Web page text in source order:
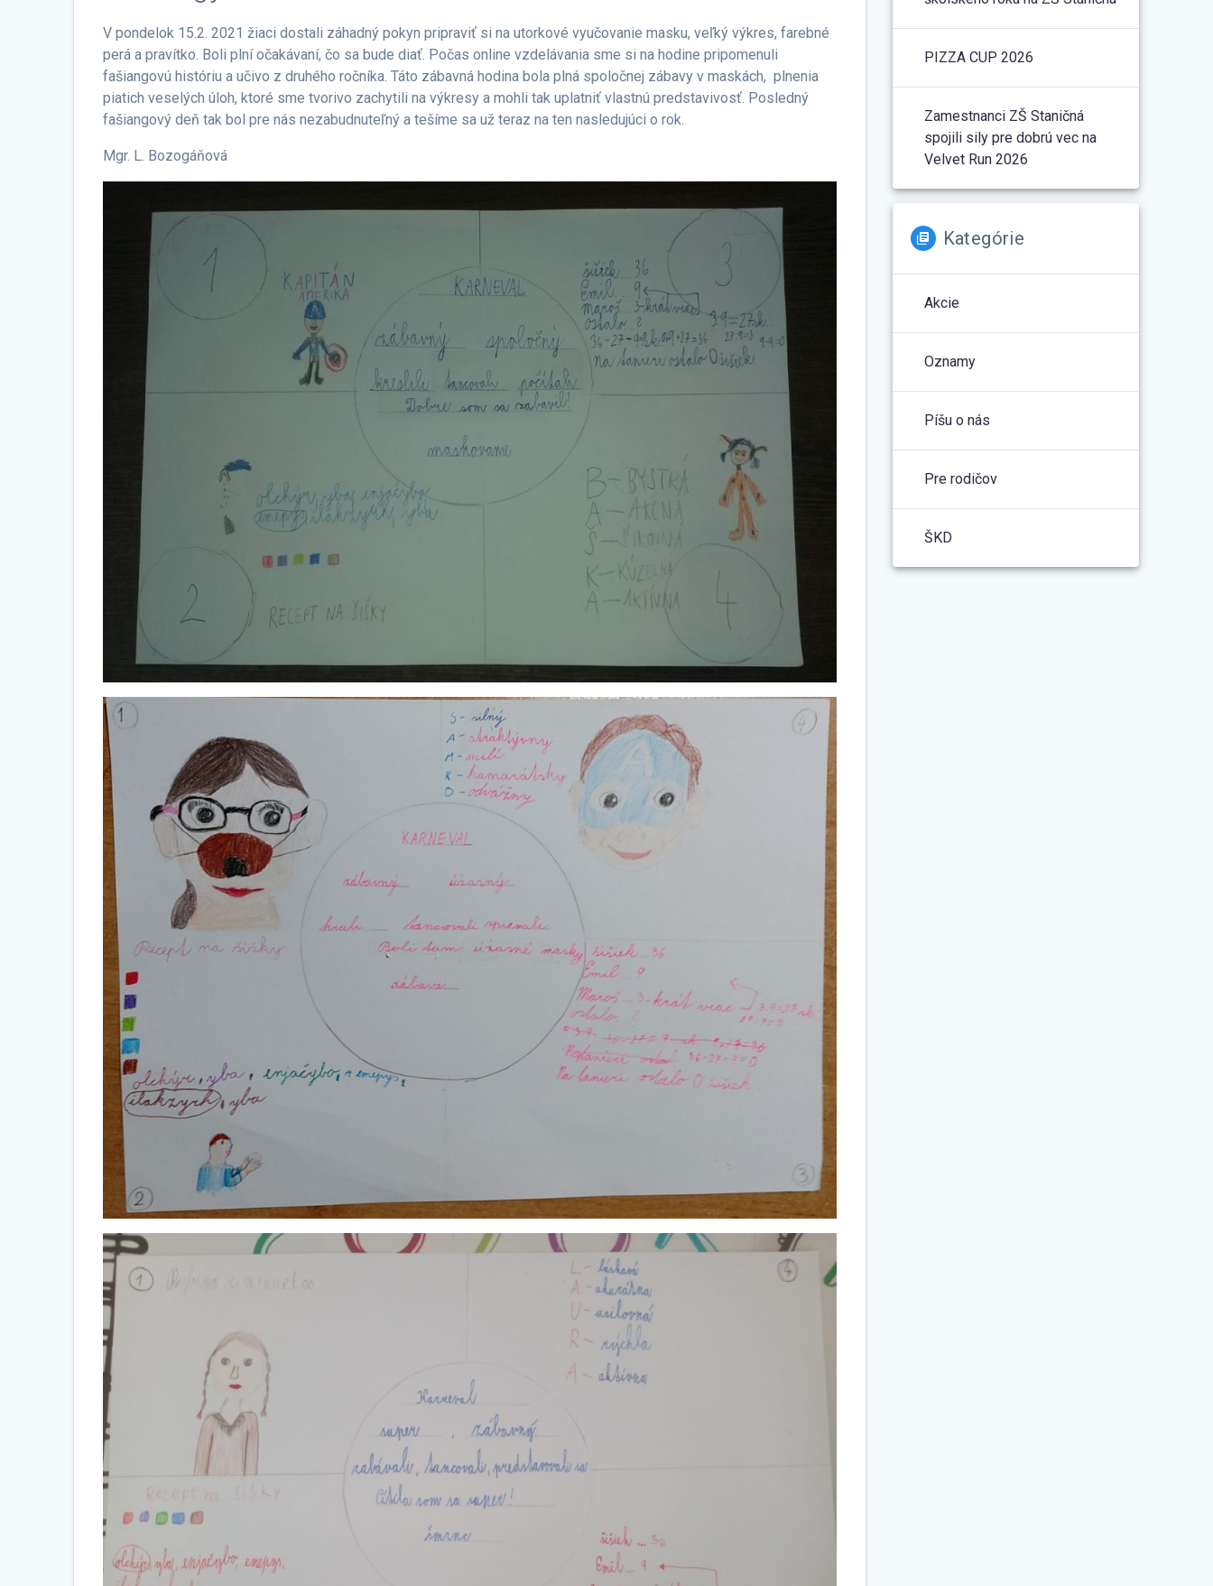
V pondelok 15.2. 2021 žiaci dostali záhadný pokyn pripraviť si na utorkové vyučovanie masku, veľký výkres, farebné
perá a pravítko. Boli plní očakávaní, čo sa bude diať. Počas online vzdelávania sme si na hodine pripomenuli
fašiangovú históriu a učivo z druhého ročníka. Táto zábavná hodina bola plná spoločnej zábavy v maskách, plnenia
piatich veselých úloh, ktoré sme tvorivo zachytili na výkresy a mohli tak uplatniť vlastnú predstavivosť. Posledný
fašiangový deň tak bol pre nás nezabudnuteľný a tešíme sa už teraz na ten nasledujúci o rok.
Mgr. L. Bozogáňová
PIZZA CUP 2026
Zamestnanci ZŠ Staničná
spojili sily pre dobrú vec na
Velvet Run 2026
Kategórie
Akcie
Oznamy
Píšu o nás
Pre rodičov
ŠKD